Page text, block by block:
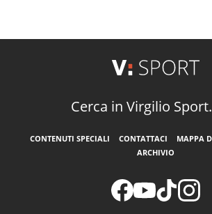
Cerca in Virgilio
CONTENUTI SPECIALI CONTATTACI MAPPA
ARCHIVIO